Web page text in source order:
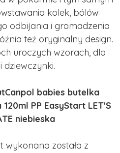
kolek, bólów
odbijania i gromadzenia
też oryginalny design.
uroczych wzorach, dla
dziewczynki.
wykonana została z